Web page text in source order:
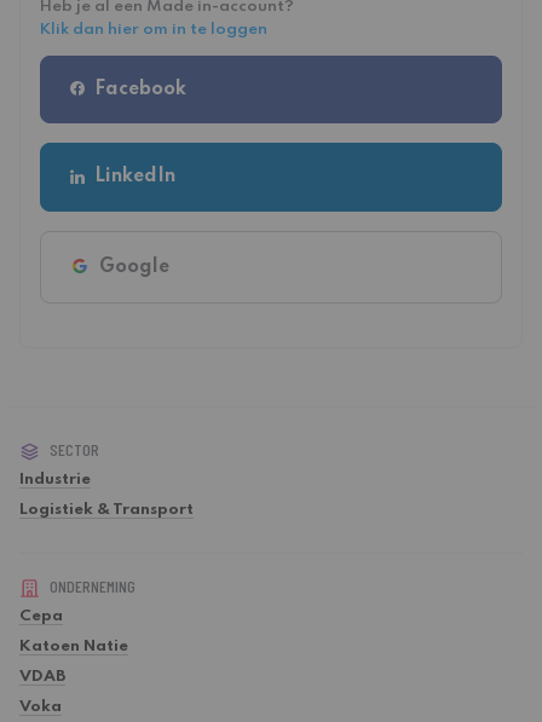
Heb je al een Made in-account?
Klik dan hier om in te loggen
Facebook
LinkedIn
Google
SECTOR
Industrie
Logistiek & Transport
ONDERNEMING
Cepa
Katoen Natie
VDAB
Voka